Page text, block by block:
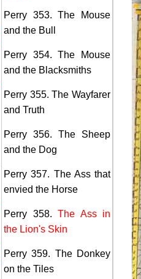
Perry 353. The Mouse
and the Bull
Perry 354. The Mouse
and the Blacksmiths
Perry 355. The Wayfarer
and Truth
Perry 356. The Sheep
and the Dog
Perry 357. The Ass that
envied the Horse
Perry 358. The Ass in
the Lion's Skin
Perry 359. The Donkey
on the Tiles